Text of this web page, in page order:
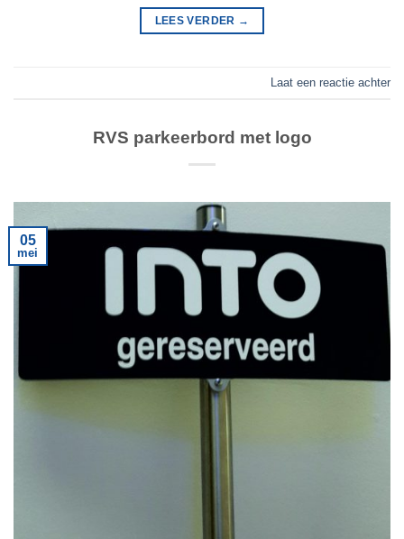
LEES VERDER →
Laat een reactie achter
RVS parkeerbord met logo
05
mei